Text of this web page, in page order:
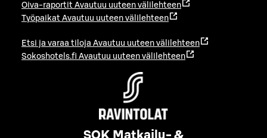
Oiva-raportit Avautuu uuteen välilehteen
Työpaikat Avautuu uuteen välilehteen
Etsi ja varaa tiloja Avautuu uuteen välilehteen
Sokoshotels.fi Avautuu uuteen välilehteen
SOK Matkailu- &